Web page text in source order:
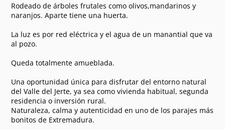
Rodeado de árboles frutales como olivos,mandarinos y
naranjos. Aparte tiene una huerta.
La luz es por red eléctrica y el agua de un manantial que va
al pozo.
Queda totalmente amueblada.
Una oportunidad única para disfrutar del entorno natural
del Valle del Jerte, ya sea como vivienda habitual, segunda
residencia o inversión rural.
Naturaleza, calma y autenticidad en uno de los parajes más
bonitos de Extremadura.